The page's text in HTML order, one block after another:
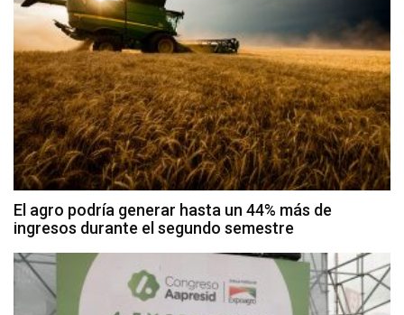
El agro podría generar hasta un 44% más de
ingresos durante el segundo semestre